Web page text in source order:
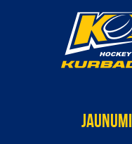
JAUNUMI